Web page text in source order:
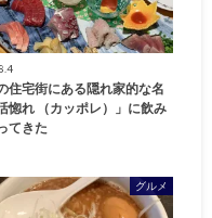
住宅街にある隠れ家的な名
惚れ （カッポレ）」に飲み
てきた
グルメ